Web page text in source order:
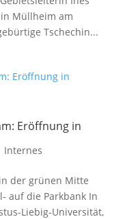
Müllheim am
Tschechin...
Eröffnung in
Internes
in der grünen Mitte
auf die Parkbank In
Liebig-Universität,